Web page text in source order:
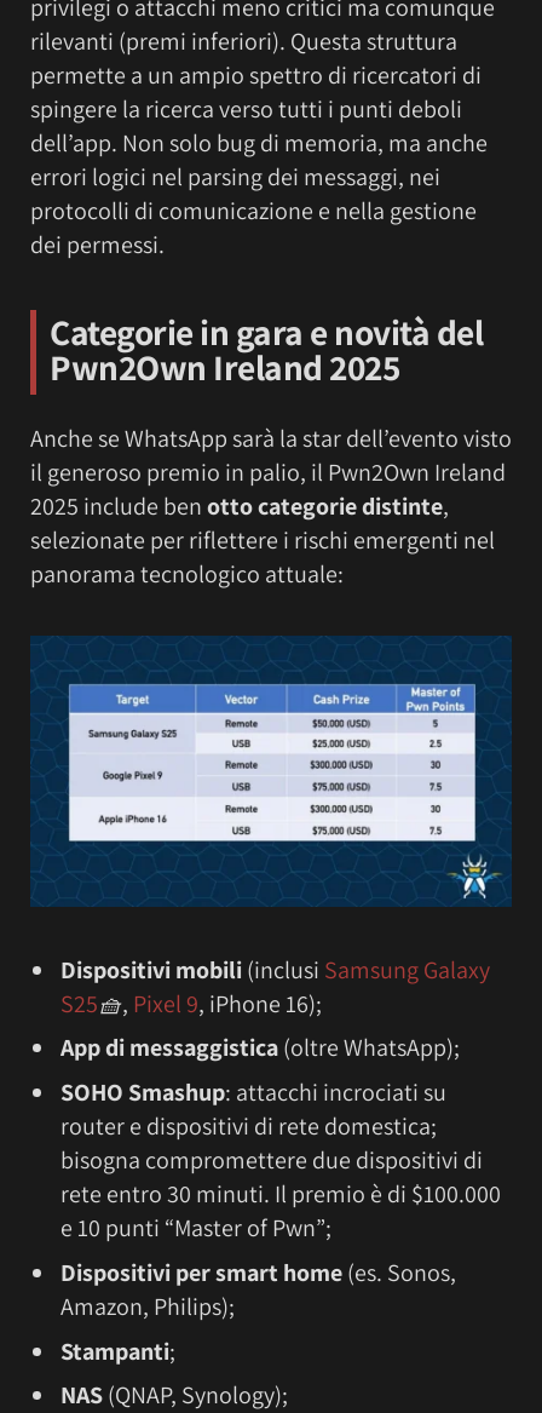
privilegi o attacchi meno critici ma comunque
rilevanti (premi inferiori). Questa struttura
permette a un ampio spettro di ricercatori di
spingere la ricerca verso tutti i punti deboli
dell’app. Non solo bug di memoria, ma anche
errori logici nel parsing dei messaggi, nei
protocolli di comunicazione e nella gestione
dei permessi.
Categorie in gara e novità del
Pwn2Own Ireland 2025
Anche se WhatsApp sarà la star dell’evento visto
il generoso premio in palio, il Pwn2Own Ireland
2025 include benotto categorie distinte,
selezionate per riflettere i rischi emergenti nel
panorama tecnologico attuale:
Dispositivi mobili(inclusi Samsung Galaxy
S25🧺, Pixel 9, iPhone 16);
App di messaggistica(oltre WhatsApp);
SOHO Smashup: attacchi incrociati su
router e dispositivi di rete domestica;
bisogna compromettere due dispositivi di
rete entro 30 minuti. Il premio è di $100.000
e 10 punti “Master of Pwn”;
Dispositivi per smart home(es. Sonos,
Amazon, Philips);
Stampanti;
NAS(QNAP, Synology);